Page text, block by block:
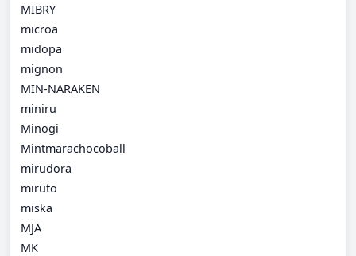
MIBRY
microa
midopa
mignon
MIN-NARAKEN
miniru
Minogi
Mintmarachocoball
mirudora
miruto
miska
MJA
MK